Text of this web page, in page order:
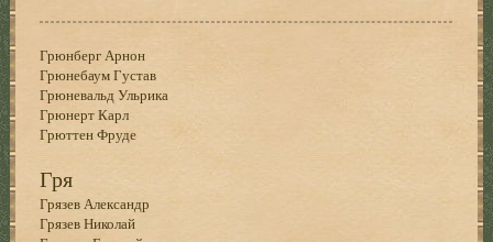
Грюнберг Арнон
Грюнебаум Густав
Грюневальд Ульрика
Грюнерт Карл
Грюттен Фруде
Гря
Грязев Александр
Грязев Николай